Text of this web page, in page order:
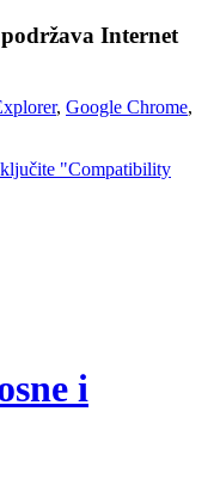
Internet
, Google Chrome,
"Compatibility
i